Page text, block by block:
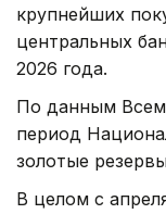
крупнейших
центральных
2026 года.
По данным
период
золотые
В целом с